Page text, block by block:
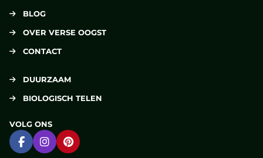
BLOG
OVER VERSE OOGST
CONTACT
DUURZAAM
BIOLOGISCH TELEN
VOLG ONS
Ga naar Facebook
Ga naar Instagram
Ga naar Pinterest